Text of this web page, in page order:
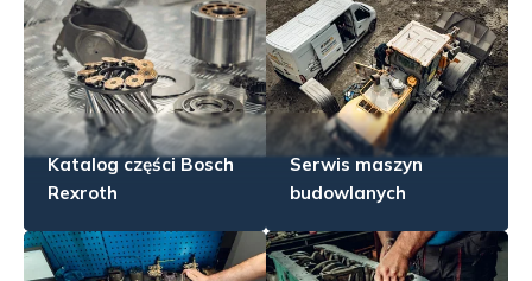
Katalog części Bosch
Rexroth
Serwis maszyn
budowlanych